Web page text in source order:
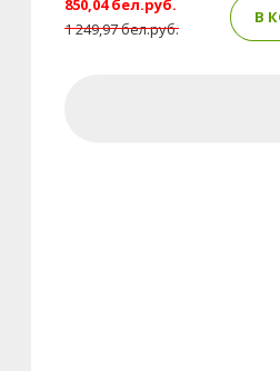
1 249,97 бел.руб.
850,04 бел.руб.
В